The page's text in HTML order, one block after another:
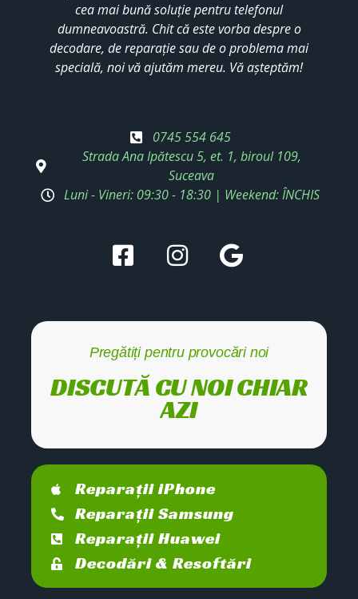
cea mai bună soluție pentru telefonul
dumneavoastră. Chit că este vorba despre o
decodare, de reparație sau de o problema mai
specială, noi vă ajutăm mereu. Vă așteptăm!
0745 554 645
Strada Ana Ipătescu 5, et. 1, biroul 109,
Suceava
Luni - Vineri: 09:30 - 18:30 | Weekend: ÎNCHIS
Pregătiți pentru provocări noi
DISCUTĂ CU NOI CHIAR
AZI
Reparații iPhone
Reparații Samsung
Reparații Huawei
Decodări & Resoftări